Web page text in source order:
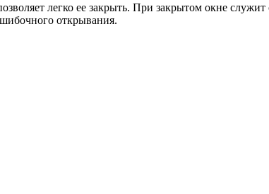
легко ее закрыть. При закрытом окне служит
открывания.